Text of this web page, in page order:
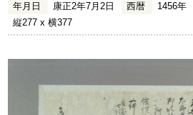
年月日 康正2年7月2日 西暦 1456年
縦277 x 横377